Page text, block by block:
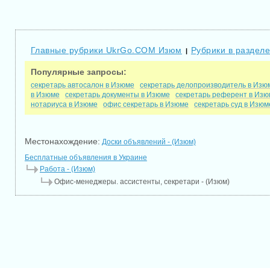
Главные рубрики UkrGo.COM Изюм | Рубрики в
Популярные запросы:
секретарь автосалон в Изюме
секретарь делопроизводитель в
в Изюме
секретарь документы в Изюме
секретарь референт в
нотариуса в Изюме
офис секретарь в Изюме секретарь суд в
Местонахождение: Доски объявлений - (Изюм)
Бесплатные объявления в Украине
Работа - (Изюм)
Офис-менеджеры. ассистенты, секретари - (Изюм)